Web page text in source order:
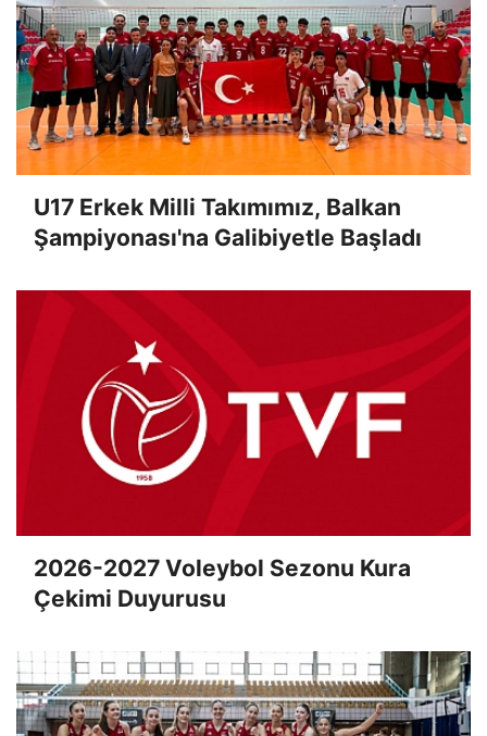
U17 Erkek Milli Takımımız, Balkan
Şampiyonası'na Galibiyetle Başladı
2026-2027 Voleybol Sezonu Kura
Çekimi Duyurusu